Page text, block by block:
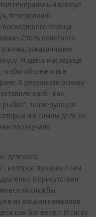
генеральный консул
передавший
восходящего солнца
Столь почетного
заказанными
И здесь мастерице
обозначить в
В результате основу
краб - как
рыбка”, знаменующая
и в самом деле на
прозвучало
детского
которое произвел сам
в присутствии
службы
из восьми символов.
сам бог велел. И тигру